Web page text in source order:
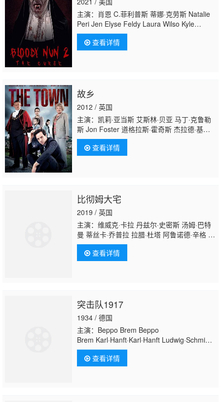
主演：肖恩 C.菲利普斯 蒂娜·克劳斯 Natalie
Peri Jen Elyse Feldy Laura Wilso Kyle
Rappaport Will Collazo Jr. Angie
Hansen Mark C. Fullhardt Garlan Green
查看详情
故乡
2012 / 英国
主演：凯莉·亚当斯 艾斯林·贝亚 马丁·克鲁勒
斯 Jon Foster 道格拉斯·霍奇斯 杰拉德·基恩
斯 朱莉亚·麦肯齐 Goldy Notay 托比·瑞格
波 夏洛特·莱利 安德鲁·斯科特 山姆·特劳顿 多
萝西·阿特金森 卡勒姆·特纳 格拉姆·柯里 菲尔·
查看详情
比彻姆大宅
2019 / 英国
主演：维威克·卡拉 丹兹尔·史密斯 汤姆·巴特
曼 蒂丝卡·乔普拉 拉腊·杜塔 阿鲁诺德·辛格 帕
拉维·沙尔达 莱斯利·尼科尔 达科塔·布鲁·理查
兹 格里高利·菲托西 马克·沃伦 罗珊·塞斯 里奥
·苏特 施芮娅·比尔冈卡尔 贝西·卡特 阿默·查达
查看详情
突击队1917
1934 / 德国
主演：Beppo Brem Beppo
Brem Karl·Hanft·Karl·Hanft Ludwig·Schmid-
Wildy·Ludwig·Schmid-
Wildy Harry·Hertzsch·Harry·Hertzsch
查看详情